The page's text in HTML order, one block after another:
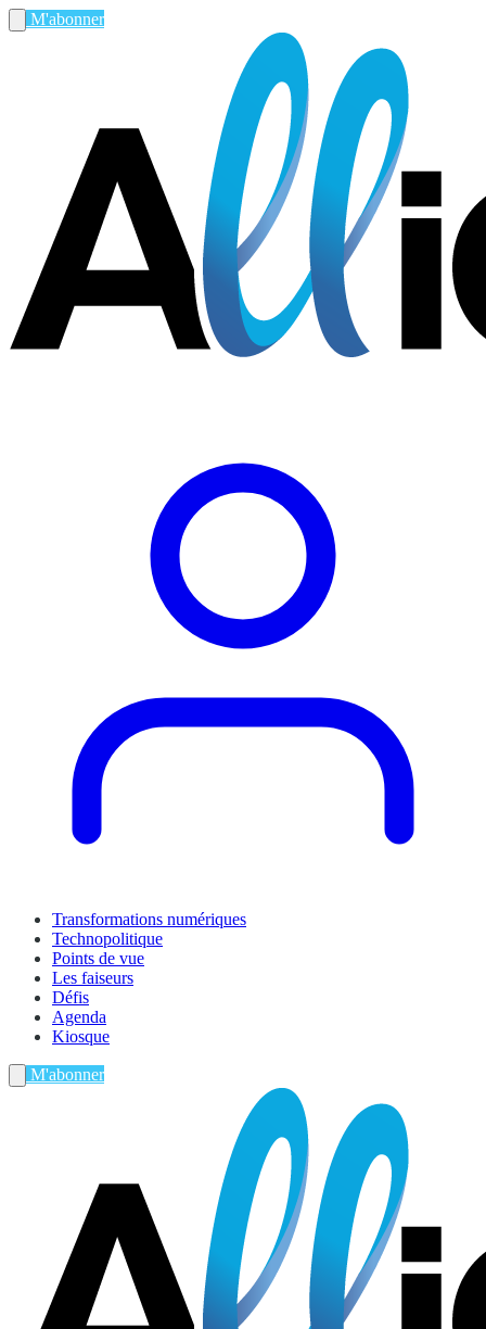
M'abonner
Transformations numériques
Technopolitique
Points de vue
Les faiseurs
Défis
Agenda
Kiosque
M'abonner